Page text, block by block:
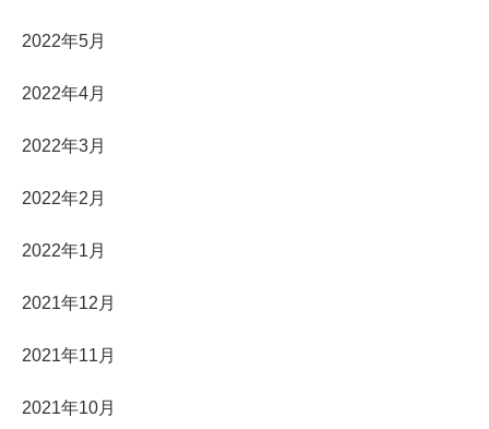
2022年5月
2022年4月
2022年3月
2022年2月
2022年1月
2021年12月
2021年11月
2021年10月